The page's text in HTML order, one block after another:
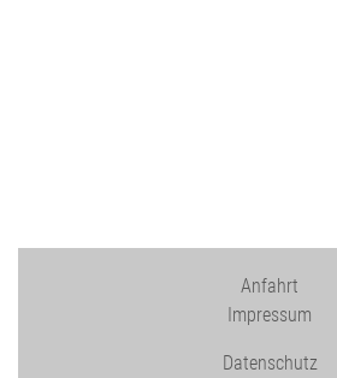
Anfahrt
Impressum
Datenschutz